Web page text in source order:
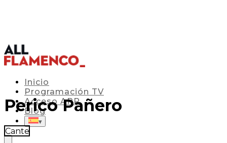
Inicio
Programación TV
Acceso APP
Blog
▾
Perico Pañero
Cante